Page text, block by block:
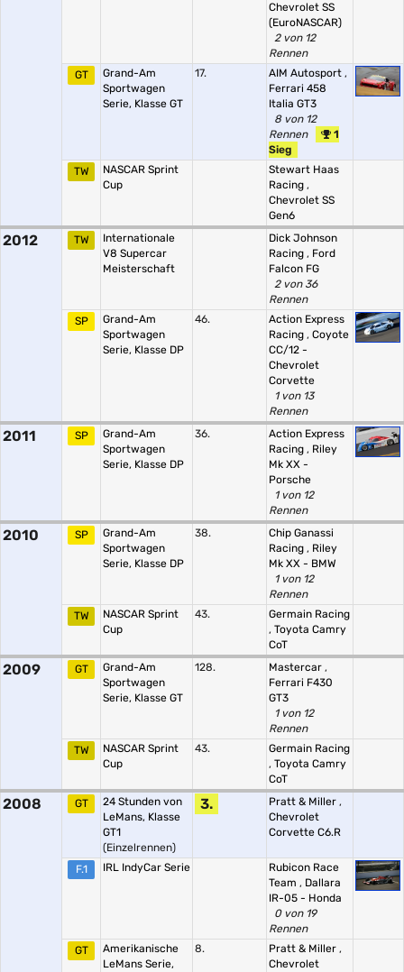
Chevrolet SS
(EuroNASCAR)
2 von 12
Rennen
GT
Grand-Am
Sportwagen
Serie, Klasse GT
17. AIM Autosport ,
Ferrari 458
Italia GT3
8 von 12
Rennen
1
Sieg
TW
NASCAR Sprint
Cup
Stewart Haas
Racing ,
Chevrolet SS
Gen6
2012 TW
Internationale
V8 Supercar
Meisterschaft
Dick Johnson
Racing , Ford
Falcon FG
2 von 36
Rennen
SP
Grand-Am
Sportwagen
Serie, Klasse DP
46.
Action Express
Racing , Coyote
CC/12 -
Chevrolet
Corvette
1 von 13
Rennen
2011 SP
Grand-Am
Sportwagen
Serie, Klasse DP
36.
Action Express
Racing , Riley
Mk XX -
Porsche
1 von 12
Rennen
2010 SP
Grand-Am
Sportwagen
Serie, Klasse DP
38.
Chip Ganassi
Racing , Riley
Mk XX - BMW
1 von 12
Rennen
TW
NASCAR Sprint
Cup
43.
Germain Racing
, Toyota Camry
CoT
2009 GT
Grand-Am
Sportwagen
Serie, Klasse GT
128. Mastercar ,
Ferrari F430
GT3
1 von 12
Rennen
TW
NASCAR Sprint
Cup
43.
Germain Racing
, Toyota Camry
CoT
2008 GT
24 Stunden von
LeMans, Klasse
GT1
(Einzelrennen)
3. Pratt & Miller ,
Chevrolet
Corvette C6.R
F.1 IRL IndyCar Serie
Rubicon Race
Team , Dallara
IR-05 - Honda
0 von 19
Rennen
GT
Amerikanische
LeMans Serie,
8. Pratt & Miller ,
Chevrolet